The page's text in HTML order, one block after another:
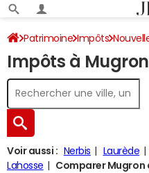
Patrimoine Impôts
Impôt sur le revenu
Impôts à
Voir aussi : Nerbis Laurède
Lahosse
Comparer Mugron